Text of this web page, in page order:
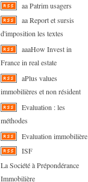
aa Patrim usagers
aa Report et sursis
d'imposition les textes
aaaHow Invest in
France in real estate
aPlus values
immobilières et non résident
Evaluation : les
méthodes
Evaluation immobilière
ISF
La Société à Prépondérance
Immobilière